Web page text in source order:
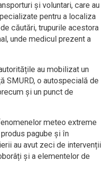
și voluntari, care au
pentru a localiza
căutări, trupurile acestora
unde medicul prezent a
au mobilizat un
SMURD, o autospecială de
și un punct de
meteo extreme
pagube și în
au avut zeci de intervenții
și a elementelor de